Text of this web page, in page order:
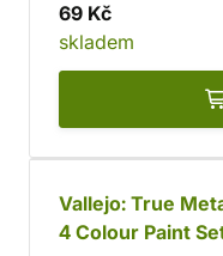
69 Kč
skladem
Vallejo: True
4 Colour Paint